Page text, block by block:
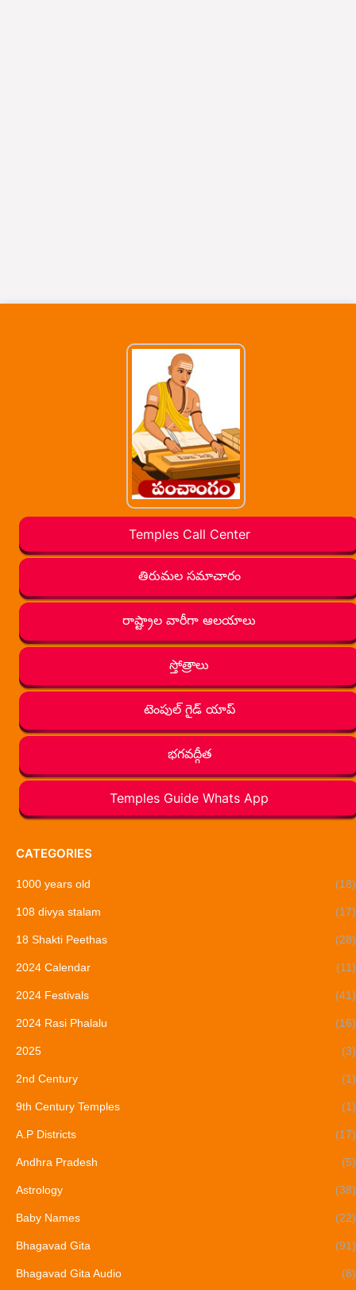
Temples Call Center
తిరుమల సమాచారం
రాష్ట్రాల వారీగా ఆలయాలు
స్తోత్రాలు
టెంపుల్ గైడ్ యాప్
భగవద్గీత
Temples Guide Whats App
CATEGORIES
1000 years old (18)
108 divya stalam (17)
18 Shakti Peethas (28)
2024 Calendar (11)
2024 Festivals (41)
2024 Rasi Phalalu (16)
2025 (3)
2nd Century (1)
9th Century Temples (1)
A.P Districts (17)
Andhra Pradesh (5)
Astrology (38)
Baby Names (22)
Bhagavad Gita (91)
Bhagavad Gita Audio (8)